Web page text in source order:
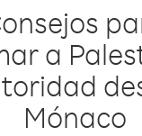
a
Mónaco